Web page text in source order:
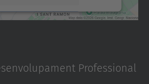
Accepta
by
Professional